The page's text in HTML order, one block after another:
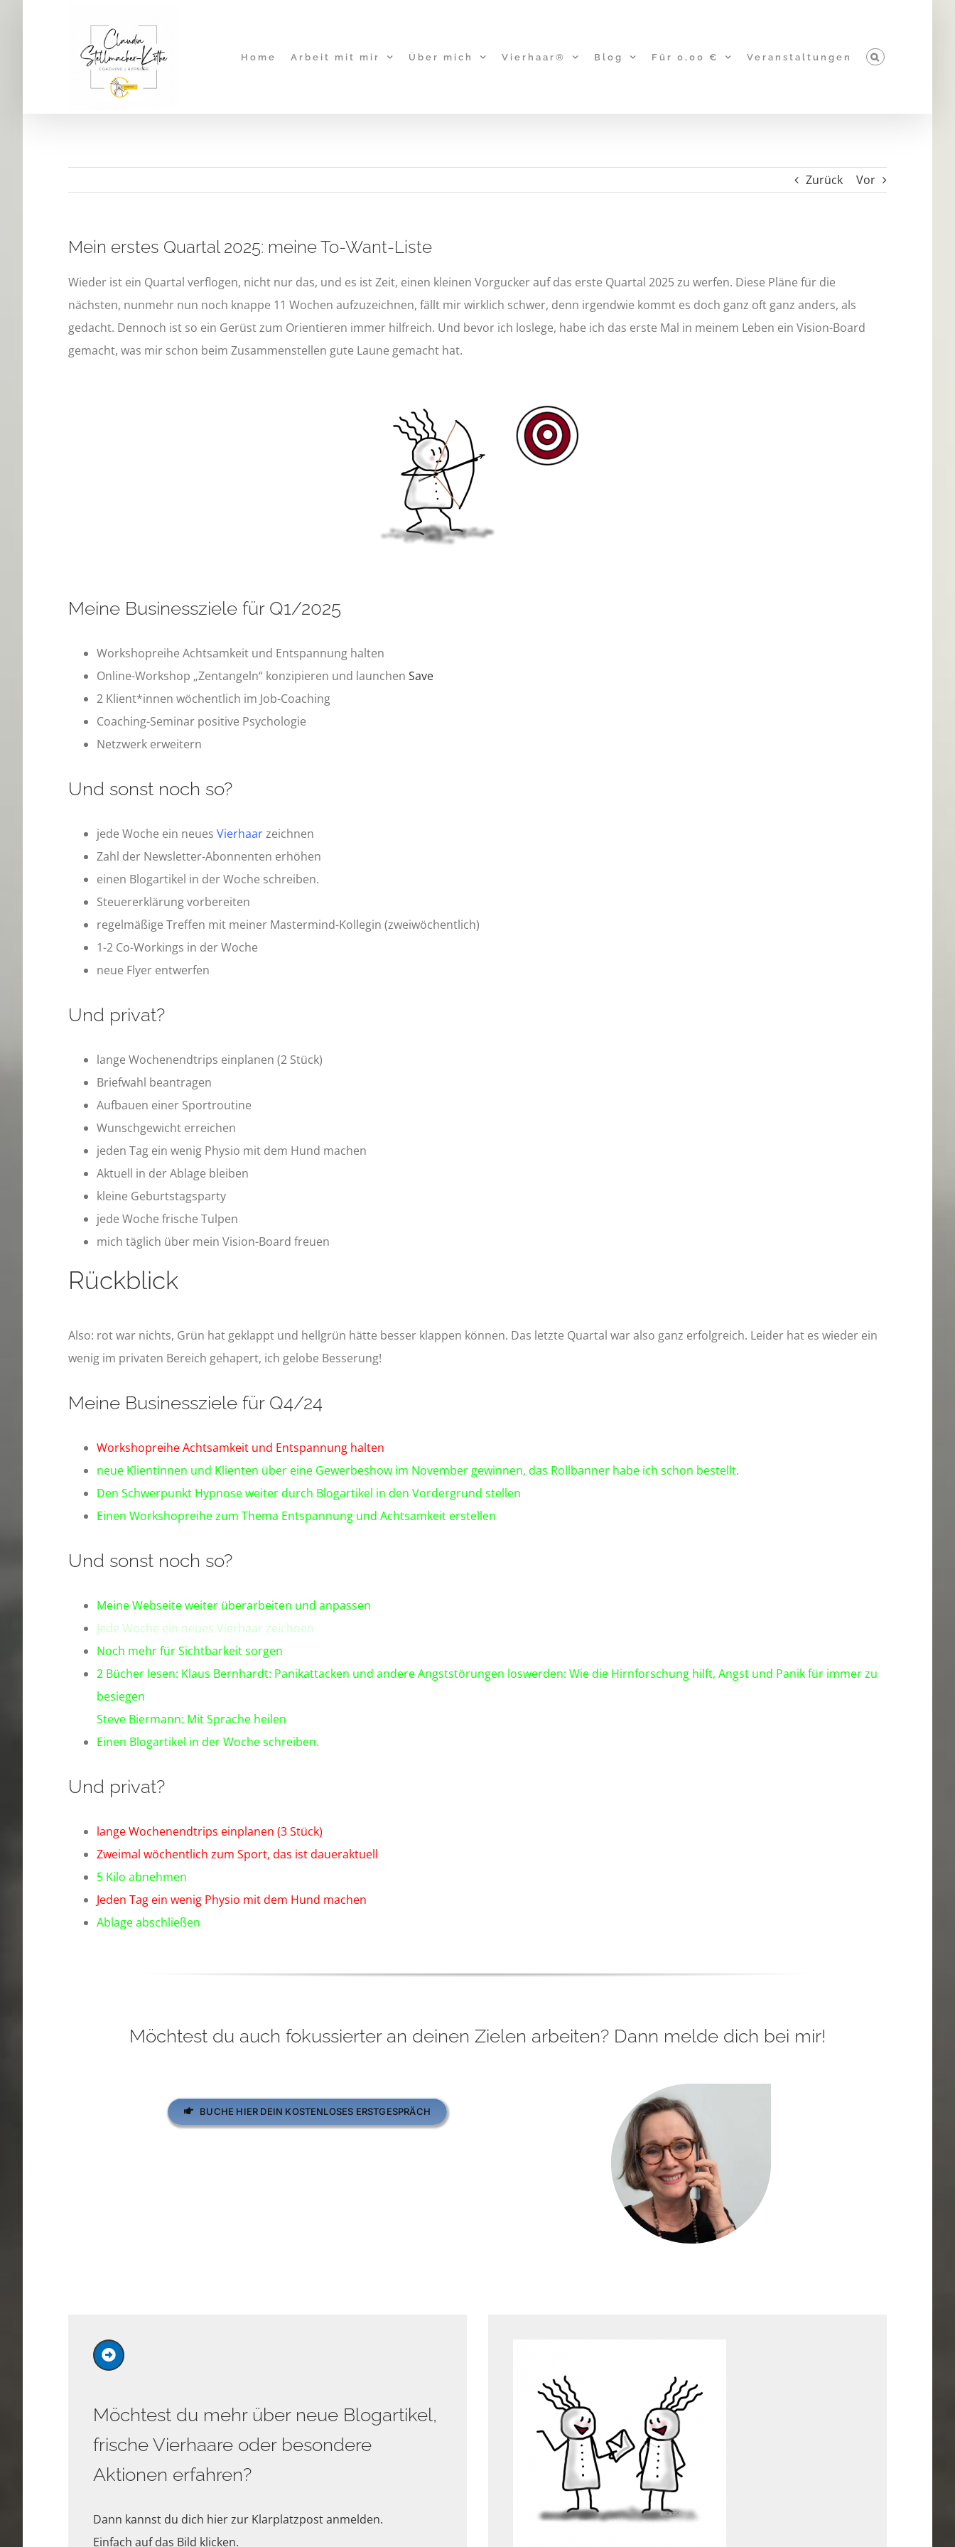
Home Arbeit mit mir Über mich Vierhaar® Blog Für 0,00 € Veranstaltungen
Zurück Vor
Mein erstes Quartal 2025: meine To-Want-Liste
Wieder ist ein Quartal verflogen, nicht nur das, und es ist Zeit, einen kleinen Vorgucker auf das erste Quartal 2025 zu werfen. Diese Pläne für die
nächsten, nunmehr nun noch knappe 11 Wochen aufzuzeichnen, fällt mir wirklich schwer, denn irgendwie kommt es doch ganz oft ganz anders, als
gedacht. Dennoch ist so ein Gerüst zum Orientieren immer hilfreich. Und bevor ich loslege, habe ich das erste Mal in meinem Leben ein Vision-Board
gemacht, was mir schon beim Zusammenstellen gute Laune gemacht hat.
Meine Businessziele für Q1/2025
Workshopreihe Achtsamkeit und Entspannung halten
Online-Workshop „Zentangeln“ konzipieren und launchen Save
2 Klient*innen wöchentlich im Job-Coaching
Coaching-Seminar positive Psychologie
Netzwerk erweitern
Und sonst noch so?
jede Woche ein neues Vierhaarzeichnen
Zahl der Newsletter-Abonnenten erhöhen
einen Blogartikel in der Woche schreiben.
Steuererklärung vorbereiten
regelmäßige Treffen mit meiner Mastermind-Kollegin (zweiwöchentlich)
1-2 Co-Workings in der Woche
neue Flyer entwerfen
Und privat?
lange Wochenendtrips einplanen (2 Stück)
Briefwahl beantragen
Aufbauen einer Sportroutine
Wunschgewicht erreichen
jeden Tag ein wenig Physio mit dem Hund machen
Aktuell in der Ablage bleiben
kleine Geburtstagsparty
jede Woche frische Tulpen
mich täglich über mein Vision-Board freuen
Rückblick
Also: rot war nichts, Grün hat geklappt und hellgrün hätte besser klappen können. Das letzte Quartal war also ganz erfolgreich. Leider hat es wieder ein
wenig im privaten Bereich gehapert, ich gelobe Besserung!
Meine Businessziele für Q4/24
Workshopreihe Achtsamkeit und Entspannung halten
neue Klientinnen und Klienten über eine Gewerbeshow im November gewinnen, das Rollbanner habe ich schon bestellt.
Den Schwerpunkt Hypnoseweiter durch Blogartikel in den Vordergrund stellen
Einen Workshopreihe zum Thema Entspannung und Achtsamkeit erstellen
Und sonst noch so?
Meine Webseite weiter überarbeiten und anpassen
Jede Woche ein neues Vierhaar zeichnen
Noch mehr für Sichtbarkeit sorgen
2 Bücher lesen: Klaus Bernhardt: Panikattacken und andere Angststörungen loswerden: Wie die Hirnforschung hilft, Angst und Panik für immer zu
besiegen
Steve Biermann: Mit Sprache heilen
Einen Blogartikel in der Woche schreiben.
Und privat?
lange Wochenendtrips einplanen (3 Stück)
Zweimal wöchentlich zum Sport, das ist daueraktuell
5 Kilo abnehmen
Jeden Tag ein wenig Physio mit dem Hund machen
Ablage abschließen
Möchtest du auch fokussierter an deinen Zielen arbeiten? Dann melde dich bei mir!
BUCHE HIER DEIN KOSTENLOSES ERSTGESPRÄCH
Möchtest du mehr über neue Blogartikel,
frische Vierhaare oder besondere
Aktionen erfahren?
Dann kannst du dich hier zur Klarplatzpost anmelden.
Einfach auf das Bild klicken.